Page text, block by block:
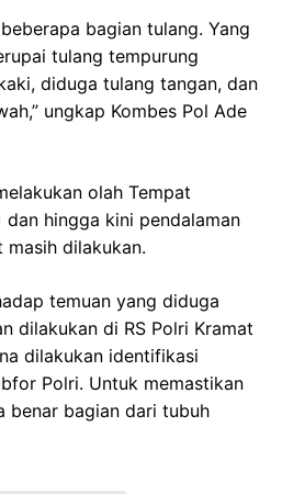
bagian tulang. Yang
tulang tempurung
diduga tulang tangan, dan
ungkap Kombes Pol Ade
olah Tempat
dan hingga kini pendalaman
dilakukan.
temuan yang diduga
dilakukan di RS Polri Kramat
dilakukan identifikasi
Polri. Untuk memastikan
benar bagian dari tubuh